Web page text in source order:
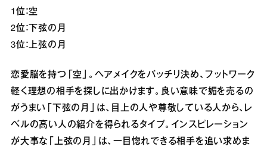
1位：空
2位：下弦の月
3位：上弦の月
恋愛脳を持つ「空」。ヘアメイクをバッチリ決め、フットワーク
軽く理想の相手を探しに出かけます。良い意味で媚を売るの
がうまい「下弦の月」は、目上の人や尊敬している人から、レ
ベルの高い人の紹介を得られるタイプ。インスピレーション
が大事な「上弦の月」は、一目惚れできる相手を追い求めま